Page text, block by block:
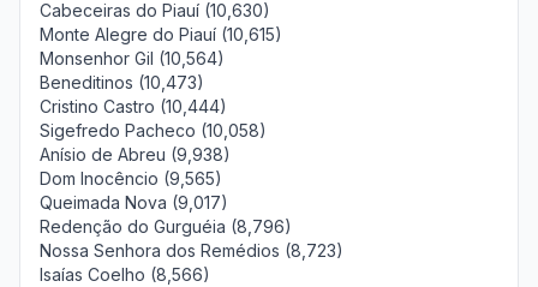
Cabeceiras do Piauí (10,630)
Monte Alegre do Piauí (10,615)
Monsenhor Gil (10,564)
Beneditinos (10,473)
Cristino Castro (10,444)
Sigefredo Pacheco (10,058)
Anísio de Abreu (9,938)
Dom Inocêncio (9,565)
Queimada Nova (9,017)
Redenção do Gurguéia (8,796)
Nossa Senhora dos Remédios (8,723)
Isaías Coelho (8,566)